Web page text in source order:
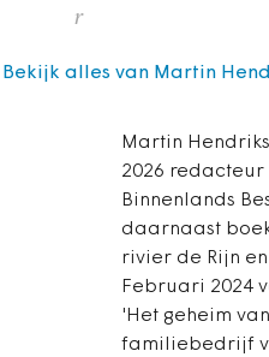
r
Martin
2026
Binnenlands
daarnaast
rivier de Rijn
Februari 2024
'Het geheim
familiebedrijf
Bekijk alles van Martin